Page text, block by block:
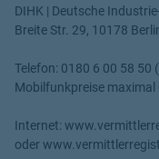
DIHK | Deutsche
Breite Str. 29, 10178
Telefon: 0180 6 00 58 50
Mobilfunkpreise maximal
Internet:
oder